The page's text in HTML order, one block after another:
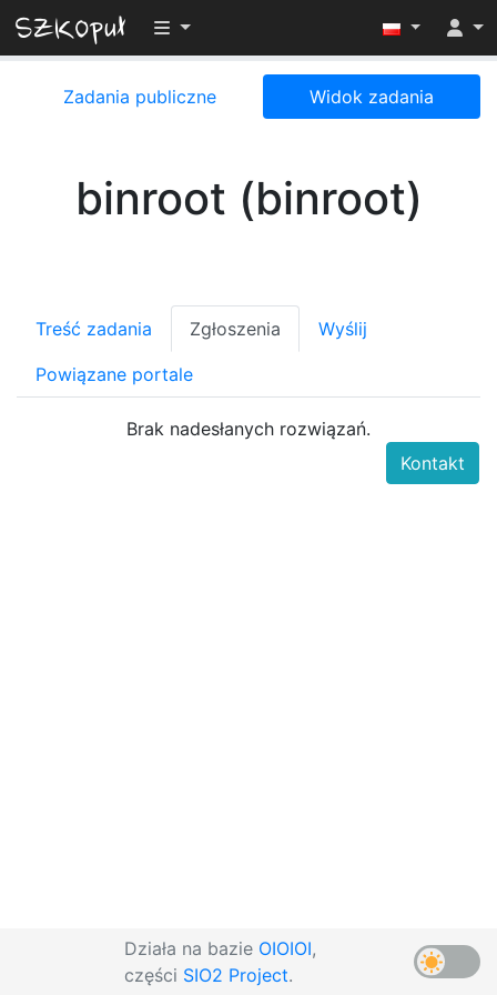
Przełącz widoczność menu
Zadania publiczne Widok zadania
binroot (binroot)
Treść zadania Zgłoszenia Wyślij
Powiązane portale
Brak nadesłanych rozwiązań.
Działa na bazie OIOIOI,
części SIO2 Project.
Kontakt